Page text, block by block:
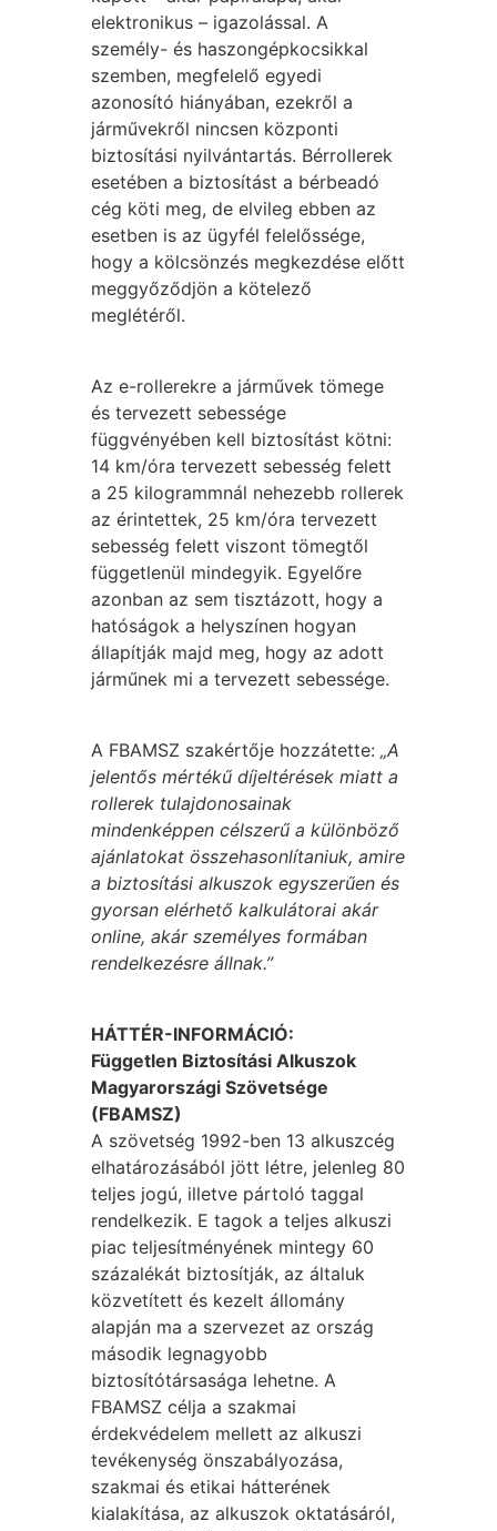
elektronikus – igazolással. A
személy- és haszongépkocsikkal
szemben, megfelelő egyedi
azonosító hiányában, ezekről a
járművekről nincsen központi
biztosítási nyilvántartás. Bérrollerek
esetében a biztosítást a bérbeadó
cég köti meg, de elvileg ebben az
esetben is az ügyfél felelőssége,
hogy a kölcsönzés megkezdése előtt
meggyőződjön a kötelező
meglétéről.
Az e-rollerekre a járművek tömege
és tervezett sebessége
függvényében kell biztosítást kötni:
14 km/óra tervezett sebesség felett
a 25 kilogrammnál nehezebb rollerek
az érintettek, 25 km/óra tervezett
sebesség felett viszont tömegtől
függetlenül mindegyik. Egyelőre
azonban az sem tisztázott, hogy a
hatóságok a helyszínen hogyan
állapítják majd meg, hogy az adott
járműnek mi a tervezett sebessége.
A FBAMSZ szakértője hozzátette:„A
jelentős mértékű díjeltérések miatt a
rollerek tulajdonosainak
mindenképpen célszerű a különböző
ajánlatokat összehasonlítaniuk, amire
a biztosítási alkuszok egyszerűen és
gyorsan elérhető kalkulátorai akár
online, akár személyes formában
rendelkezésre állnak.”
HÁTTÉR-INFORMÁCIÓ:
Független Biztosítási Alkuszok
Magyarországi Szövetsége
(FBAMSZ)
A szövetség 1992-ben 13 alkuszcég
elhatározásából jött létre, jelenleg 80
teljes jogú, illetve pártoló taggal
rendelkezik. E tagok a teljes alkuszi
piac teljesítményének mintegy 60
százalékát biztosítják, az általuk
közvetített és kezelt állomány
alapján ma a szervezet az ország
második legnagyobb
biztosítótársasága lehetne. A
FBAMSZ célja a szakmai
érdekvédelem mellett az alkuszi
tevékenység önszabályozása,
szakmai és etikai hátterének
kialakítása, az alkuszok oktatásáról,